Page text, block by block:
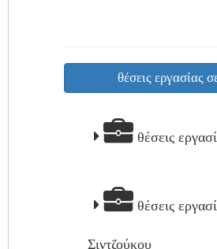
θέσεις εργασίας
θέσεις
θέσεις
Σιντζούκου